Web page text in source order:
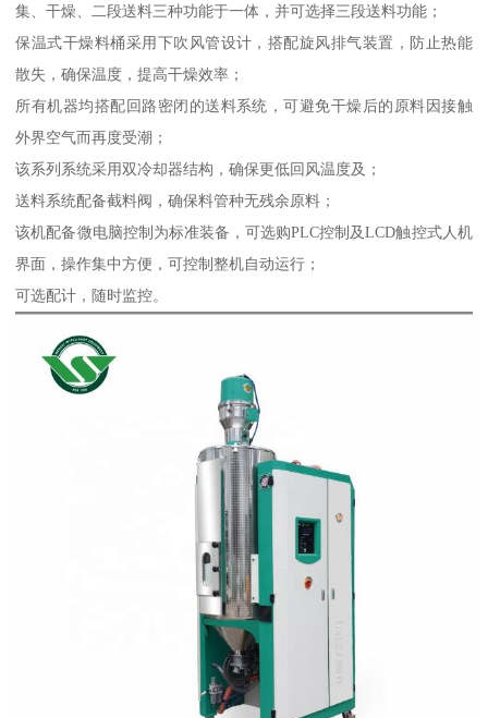
集、干燥、二段送料三种功能于一体，并可选择三段送料功能；
保温式干燥料桶采用下吹风管设计，搭配旋风排气装置，防止热能
散失，确保温度，提高干燥效率；
所有机器均搭配回路密闭的送料系统，可避免干燥后的原料因接触
外界空气而再度受潮；
该系列系统采用双冷却器结构，确保更低回风温度及；
送料系统配备截料阀，确保料管种无残余原料；
该机配备微电脑控制为标准装备，可选购PLC控制及LCD触控式人机
界面，操作集中方便，可控制整机自动运行；
可选配计，随时监控。